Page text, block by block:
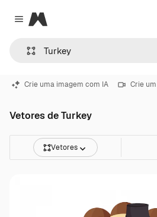
Close menu
Magnific
Crie uma imagem com IA Crie
Vetores de Turkey
Vetores